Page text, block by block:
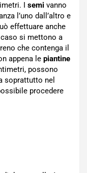
I semi vanno
l’uno dall’altro e
effettuare anche
si mettono a
che contenga il
appena le piantine
possono
soprattutto nel
procedere